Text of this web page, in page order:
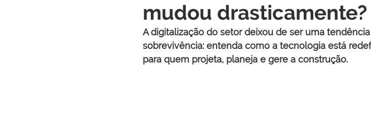
mudou drasticamente?
A digitalização do setor deixou de ser uma
sobrevivência: entenda como a tecnologia está
para quem projeta, planeja e gere a construção.